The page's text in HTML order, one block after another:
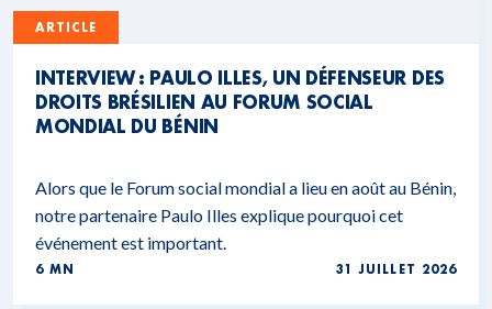
ARTICLE
INTERVIEW : PAULO ILLES, UN DÉFENSEUR DES
DROITS BRÉSILIEN AU FORUM SOCIAL
MONDIAL DU BÉNIN
Alors que le Forum social mondial a lieu en août au Bénin,
notre partenaire Paulo Illes explique pourquoi cet
événement est important.
6 MN 31 JUILLET 2026